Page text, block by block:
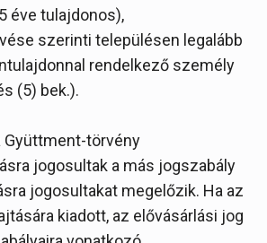
éve tulajdonos),
szerinti településen legalább
rendelkező személy
(5) bek.).
Gyüttment-törvény
jogosultak a más jogszabály
jogosultakat megelőzik. Ha az
kiadott, az elővásárlási jog